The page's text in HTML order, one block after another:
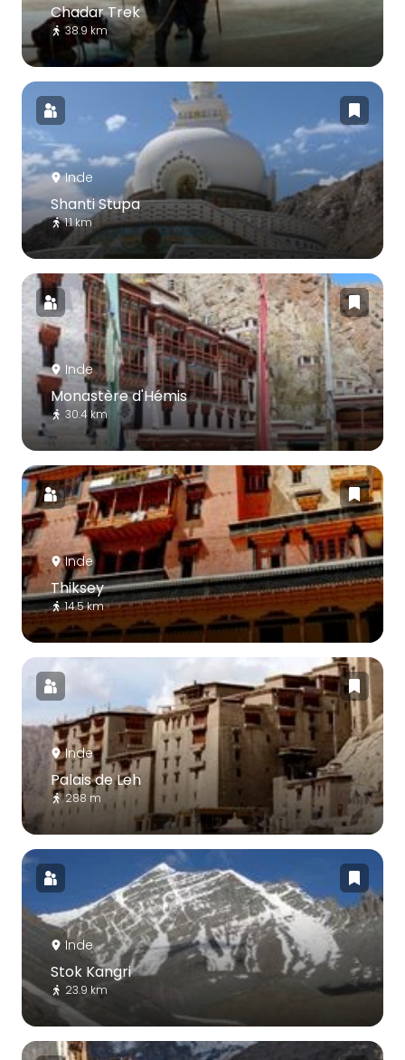
Chadar Trek
38.9 km
Inde
Shanti Stupa
1.1 km
Inde
Monastère d'Hémis
30.4 km
Inde
Thiksey
14.5 km
Inde
Palais de Leh
288 m
Inde
Stok Kangri
23.9 km